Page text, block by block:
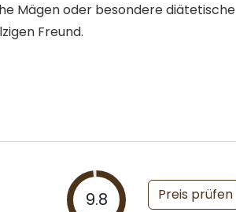
Mägen oder besondere diätetische
Freund.
9.8 Preis prüfen